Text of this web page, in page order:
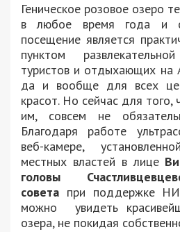
Геническое розовое озеро
в любое время года и
посещение является
пунктом
туристов и отдыхающих на
да и вообще для всех
красот. Но сейчас для
им, совсем не
Благодаря работе
веб-камере,
местных властей в лице
головы
совета при поддержке
можно увидеть
озера, не покидая